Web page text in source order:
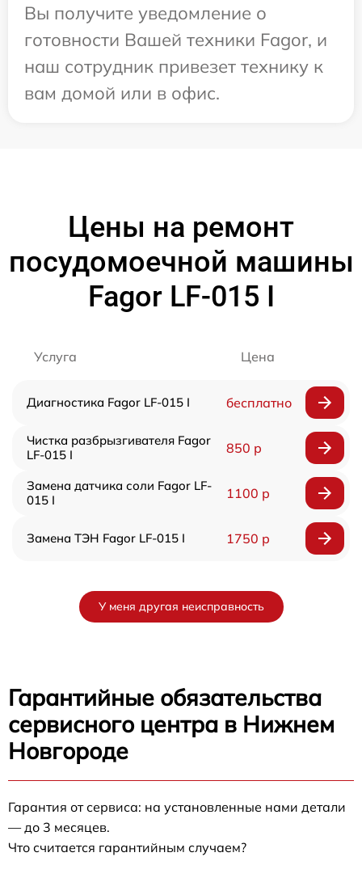
Вы получите уведомление о
готовности Вашей техники Fagor, и
наш сотрудник привезет технику к
вам домой или в офис.
Цены на ремонт
посудомоечной машины
Fagor LF-015 I
Услуга Цена
Диагностика Fagor LF-015 I бесплатно
Чистка разбрызгивателя Fagor
LF-015 I
850 р
Замена датчика соли Fagor LF-
015 I
1100 р
Замена ТЭН Fagor LF-015 I 1750 р
У меня другая неисправность
Гарантийные обязательства
сервисного центра в Нижнем
Новгороде
Гарантия от сервиса: на установленные нами детали
— до 3 месяцев.
Что считается гарантийным случаем?